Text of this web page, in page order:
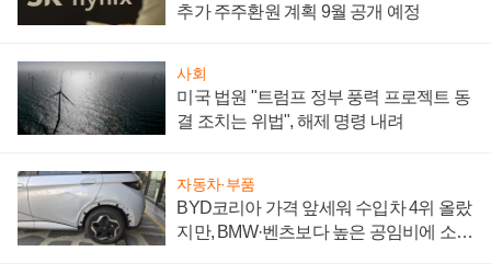
추가 주주환원 계획 9월 공개 예정
사회
미국 법원 "트럼프 정부 풍력 프로젝트 동
결 조치는 위법", 해제 명령 내려
자동차·부품
BYD코리아 가격 앞세워 수입차 4위 올랐
지만, BMW·벤츠보다 높은 공임비에 소비